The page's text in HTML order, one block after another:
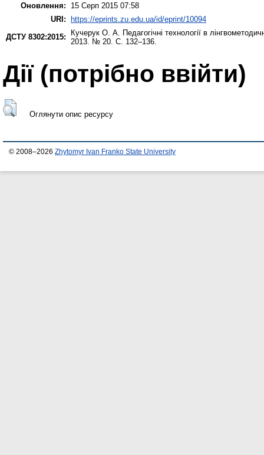
Оновлення:
15 Серп 2015 07:58
URI: https://eprints.zu.edu.ua/id/eprint/10094
ДСТУ 8302:2015:
Кучерук О. А. Педагогічні технології в
2013. № 20. С. 132–136.
Дії ​​(потрібно ввійти)
Оглянути опис ресурсу
© 2008–2026 Zhytomyr Ivan Franko State University